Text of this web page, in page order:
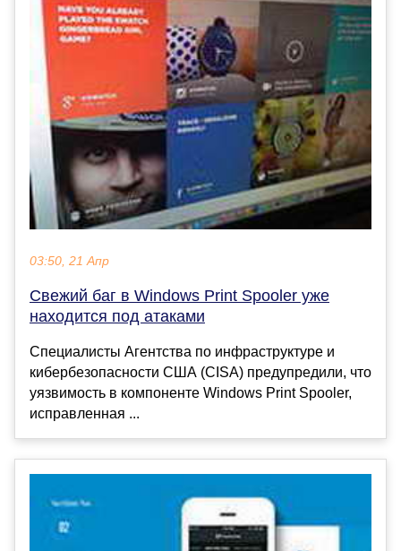
03:50, 21 Апр
Свежий баг в Windows Print Spooler уже
находится под атаками
Специалисты Агентства по инфраструктуре и
кибербезопасности США (CISA) предупредили, что
уязвимость в компоненте Windows Print Spooler,
исправленная ...